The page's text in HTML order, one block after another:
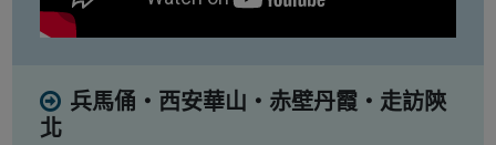
兵馬俑・西安華山・赤壁丹霞・走訪陝
北